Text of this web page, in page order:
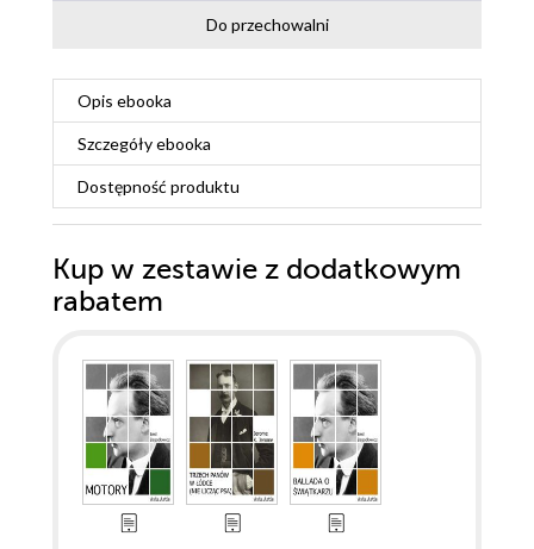
Do przechowalni
Opis ebooka
Szczegółyebooka
Dostępność produktu
Kup w zestawie z dodatkowym
rabatem